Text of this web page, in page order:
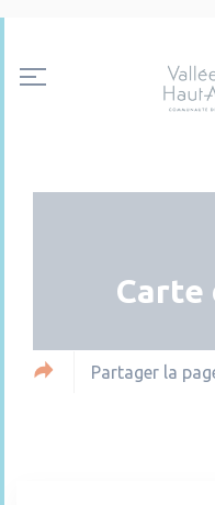
Partager la